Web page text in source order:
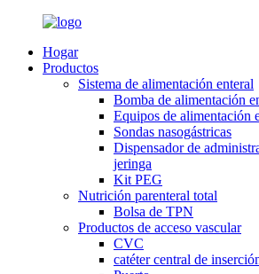
Hogar
Productos
Sistema de alimentación enteral
Bomba de alimentación
Equipos de alimentación
Sondas nasogástricas
Dispensador de
jeringa
Kit PEG
Nutrición parenteral total
Bolsa de TPN
Productos de acceso vascular
CVC
catéter central de